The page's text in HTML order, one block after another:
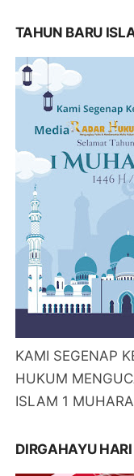
TAHUN BARU
KAMI SEGENAP
HUKUM
ISLAM 1
DIRGAHAYU